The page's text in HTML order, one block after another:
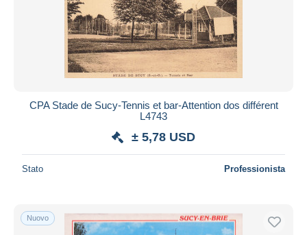
CPA Stade de Sucy-Tennis et bar-Attention dos différent
L4743
± 5,78 USD
Stato Professionista
Nuovo